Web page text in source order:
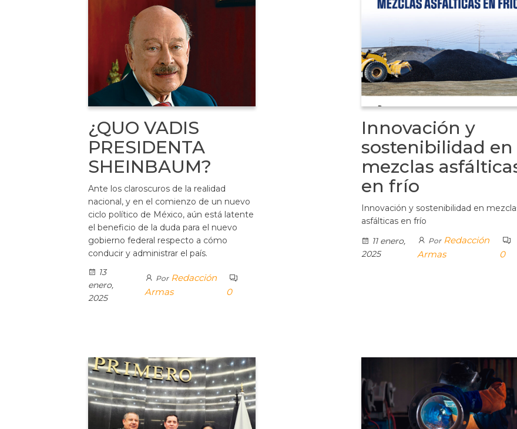
¿QUO VADIS
PRESIDENTA
SHEINBAUM?
Ante los claroscuros de la realidad
nacional, y en el comienzo de un nuevo
ciclo político de México, aún está latente
el beneficio de la duda para el nuevo
gobierno federal respecto a cómo
conducir y administrar el país.
13
enero,
2025
Por Redacción
Armas
0
Innovación y
sostenibilidad en
mezclas
en frío
Innovación y sostenibilidad en
asfálticas en frío
11 enero,
2025
Por Redacción
Armas
0